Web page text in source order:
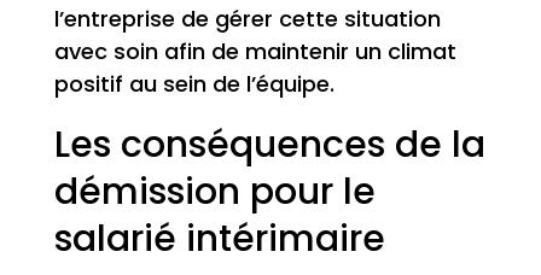
l’entreprise de gérer cette situation
avec soin afin de maintenir un climat
positif au sein de l’équipe.
Les conséquences de la
démission pour le
salarié intérimaire